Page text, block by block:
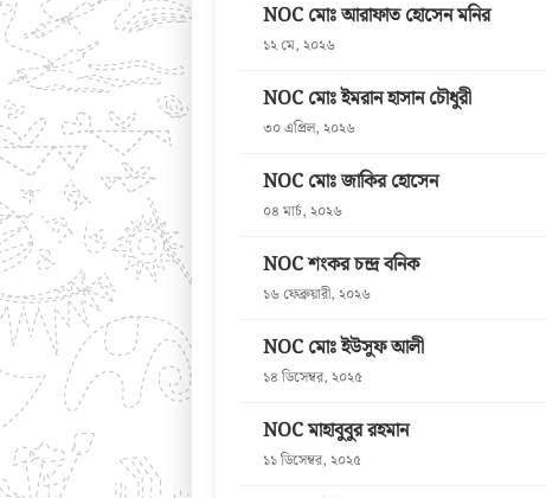
NOC মোঃ আরাফাত হোসেন মনির
১২ মে, ২০২৬
NOC মোঃ ইমরান হাসান চৌধুরী
৩০ এপ্রিল, ২০২৬
NOC মোঃ জাকির হোসেন
০৪ মার্চ, ২০২৬
NOC শংকর চন্দ্র বনিক
১৬ ফেব্রুয়ারী, ২০২৬
NOC মোঃ ইউসুফ আলী
১৪ ডিসেম্বর, ২০২৫
NOC মাহাবুবুর রহমান
১১ ডিসেম্বর, ২০২৫